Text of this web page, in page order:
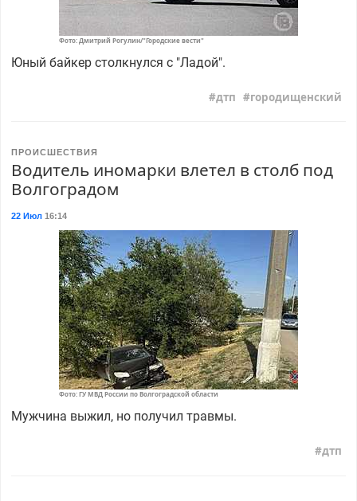
Фото: Дмитрий Рогулин/"Городские вести"
Юный байкер столкнулся с "Ладой".
дтп городищенский
ПРОИСШЕСТВИЯ
Водитель иномарки влетел в столб под
Волгоградом
22 Июл16:14
Фото: ГУ МВД России по Волгоградской области
Мужчина выжил, но получил травмы.
дтп